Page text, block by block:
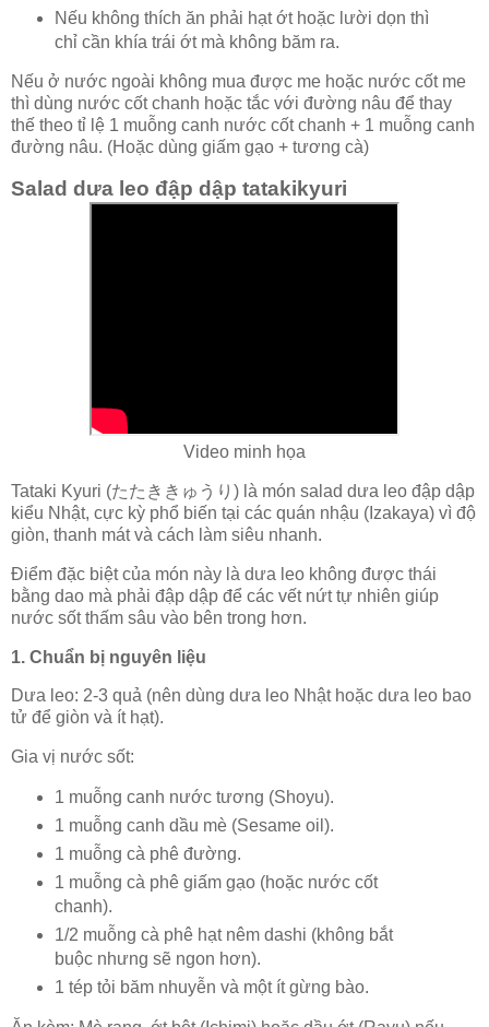
Nếu không thích ăn phải hạt ớt hoặc lười dọn thì
chỉ cần khía trái ớt mà không băm ra.
Nếu ở nước ngoài không mua được me hoặc nước cốt me
thì dùng nước cốt chanh hoặc tắc với đường nâu để thay
thế theo tỉ lệ 1 muỗng canh nước cốt chanh + 1 muỗng canh
đường nâu. (Hoặc dùng giấm gạo + tương cà)
Salad dưa leo đập dập tatakikyuri
Video minh họa
Tataki Kyuri (たたききゅうり) là món salad dưa leo đập dập
kiểu Nhật, cực kỳ phổ biến tại các quán nhậu (Izakaya) vì độ
giòn, thanh mát và cách làm siêu nhanh.
Điểm đặc biệt của món này là dưa leo không được thái
bằng dao mà phải đập dập để các vết nứt tự nhiên giúp
nước sốt thấm sâu vào bên trong hơn.
1. Chuẩn bị nguyên liệu
Dưa leo: 2-3 quả (nên dùng dưa leo Nhật hoặc dưa leo bao
tử để giòn và ít hạt).
Gia vị nước sốt:
1 muỗng canh nước tương (Shoyu).
1 muỗng canh dầu mè (Sesame oil).
1 muỗng cà phê đường.
1 muỗng cà phê giấm gạo (hoặc nước cốt
chanh).
1/2 muỗng cà phê hạt nêm dashi (không bắt
buộc nhưng sẽ ngon hơn).
1 tép tỏi băm nhuyễn và một ít gừng bào.